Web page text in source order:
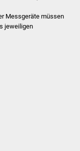
/ UV-
Messgeräte müssen
jeweiligen